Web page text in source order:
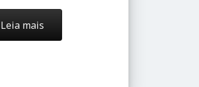
Leia mais